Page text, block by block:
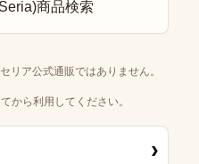
セリア公式通販ではありません。
から利用してください。
›